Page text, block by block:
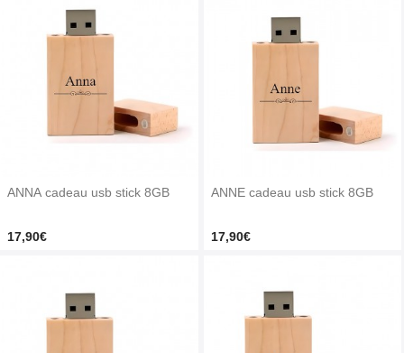
ANNA cadeau usb stick 8GB
17,90€
ANNE cadeau usb stick 8GB
17,90€